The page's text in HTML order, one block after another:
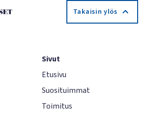
Takaisin ylös
Sivut
Etusivu
Suosituimmat
Toimitus